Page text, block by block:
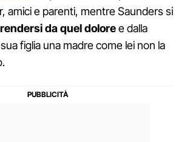
amici e parenti, mentre Saunders si
da quel doloree dalla
figlia una madre come lei non la